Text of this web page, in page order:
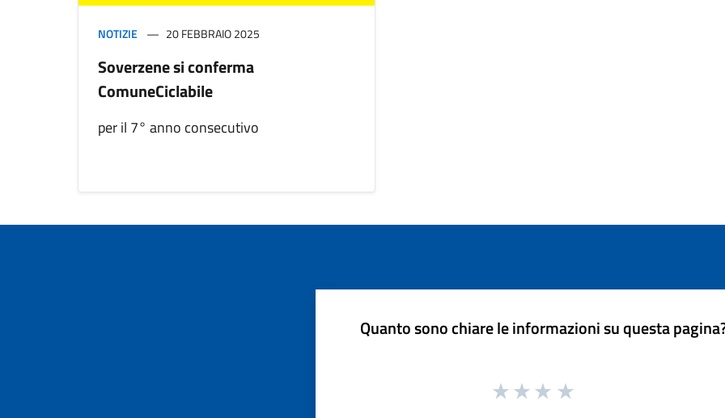
NOTIZIE 20 FEBBRAIO 2025
Soverzene si conferma
ComuneCiclabile
per il 7° anno consecutivo
Quanto sono chiare le informazioni su questa